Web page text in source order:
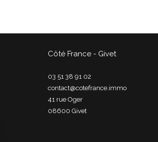
Côté France - Givet
03 51 38 91 02
contact@cotefrance.immo
41 rue Oger
08600
givet